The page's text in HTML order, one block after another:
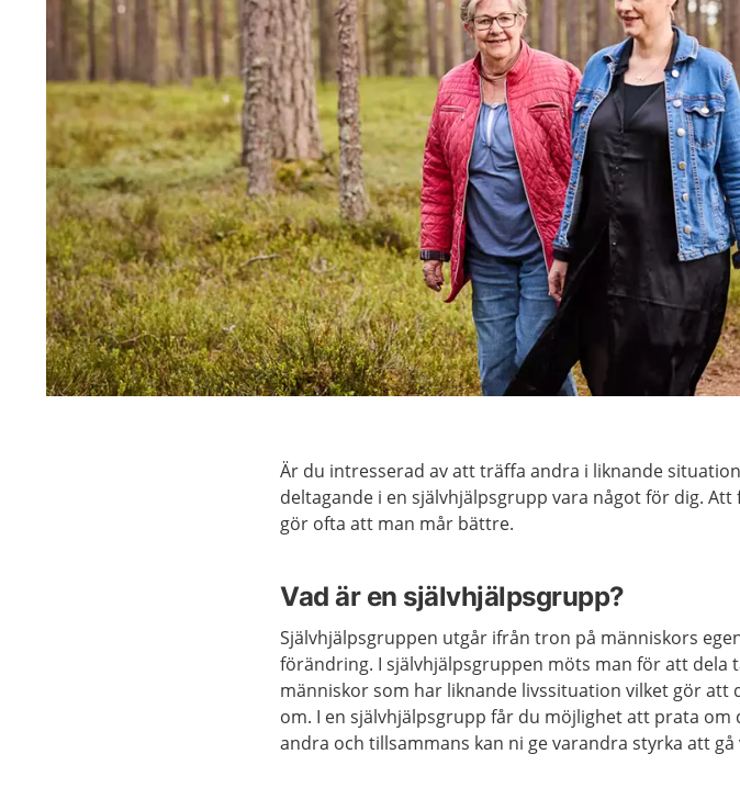
Är du intresserad av att träffa andra i liknande
deltagande i en självhjälpsgrupp vara något för dig.
gör ofta att man mår bättre.
Vad är en självhjälpsgrupp?
Självhjälpsgruppen utgår ifrån tron på människors
förändring. I självhjälpsgruppen möts man för att dela
människor som har liknande livssituation vilket gör att
om. I en självhjälpsgrupp får du möjlighet att prata om
andra och tillsammans kan ni ge varandra styrka att gå